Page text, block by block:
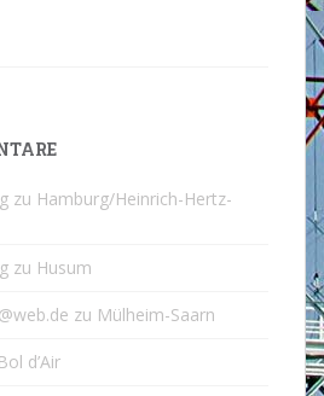
zu Hamburg/Heinrich-Hertz-
zu Husum
zu Mülheim-Saarn
d’Air